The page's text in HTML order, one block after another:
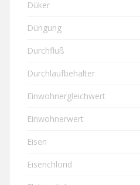
Düker
Düngung
Durchfluß
Durchlaufbehälter
Einwohnergleichwert
Einwohnerwert
Eisen
Eisenchlorid